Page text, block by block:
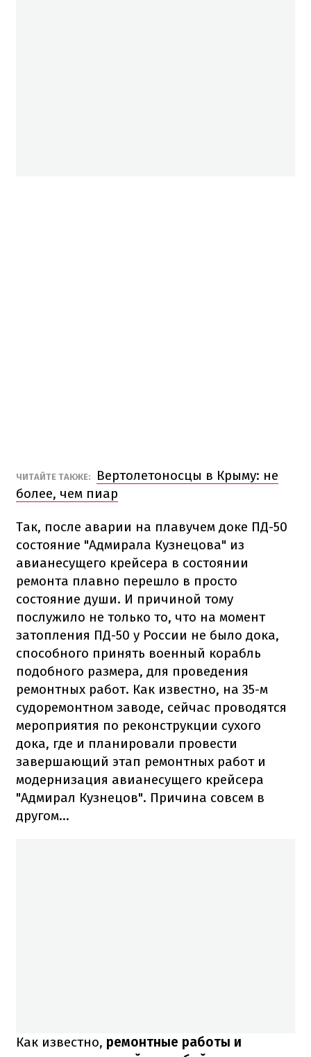
ЧИТАЙТЕ ТАКЖЕ:
Вертолетоносцы в Крыму: не
более, чем пиар
Так, после аварии на плавучем доке ПД-50
состояние "Адмирала Кузнецова" из
авианесущего крейсера в состоянии
ремонта плавно перешло в просто
состояние души. И причиной тому
послужило не только то, что на момент
затопления ПД-50 у России не было дока,
способного принять военный корабль
подобного размера, для проведения
ремонтных работ. Как известно, на 35-м
судоремонтном заводе, сейчас проводятся
мероприятия по реконструкции сухого
дока, где и планировали провести
завершающий этап ремонтных работ и
модернизация авианесущего крейсера
"Адмирал Кузнецов". Причина совсем в
другом…
Как известно, ремонтные работы и